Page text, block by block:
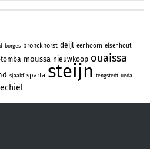
borges bronckhorst deijl eenhoorn elsenhout
moussa nieuwkoop ouaissa
sjaakf sparta steijn tengstedt ueda